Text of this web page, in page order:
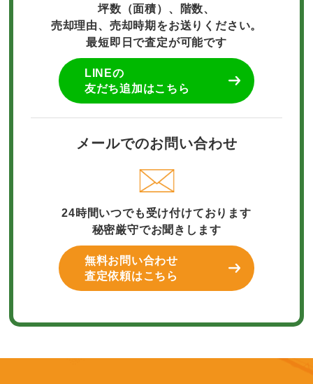
坪数（面積）、階数、
売却理由、売却時期をお送りください。
最短即日で査定が可能です
LINEの
友だち追加はこちら
メールでのお問い合わせ
24時間いつでも受け付けております
秘密厳守でお聞きします
無料お問い合わせ
査定依頼はこちら